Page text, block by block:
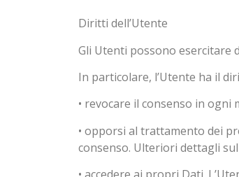
Diritti dell’Utente
Gli Utenti possono
In particolare, l’Utente ha il
• revocare il consenso in
• opporsi al trattamento dei
consenso. Ulteriori dettagli